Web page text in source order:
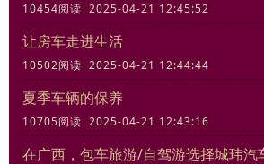
10454阅读 2025-04-21 12:45:52
让房车走进生活
10502阅读 2025-04-21 12:44:44
夏季车辆的保养
10705阅读 2025-04-21 12:43:16